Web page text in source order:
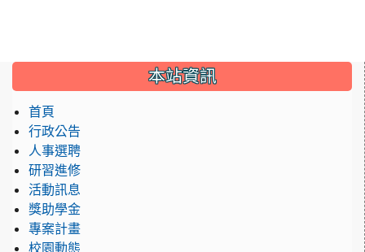
::: 本站資訊
首頁
行政公告
人事選聘
研習進修
活動訊息
獎助學金
專案計畫
校園動態